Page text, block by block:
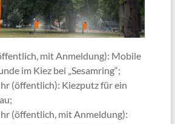
mit Anmeldung): Mobile
im Kiez bei „Sesamring“;
(öffentlich): Kiezputz für ein
(öffentlich, mit Anmeldung):